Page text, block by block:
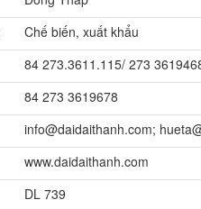
Chế biến, xuất khẩu
84 273.3611.115/ 273
84 273 3619678
info@daidaithanh.com;
www.daidaithanh.com
DL 739